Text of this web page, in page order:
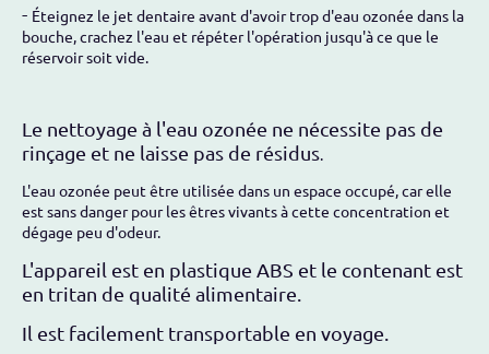
- Éteignez le jet dentaire avant d'avoir trop d'eau ozonée dans la
bouche, crachez l'eau et répéter l'opération jusqu'à ce que le
réservoir soit vide.
Le nettoyage à l'eau ozonée ne nécessite pas de
rinçage et ne laisse pas de résidus.
L'eau ozonée peut être utilisée dans un espace occupé, car elle
est sans danger pour les êtres vivants à cette concentration et
dégage peu d'odeur.
L'appareil est en plastique ABS et le contenant est
en tritan de qualité alimentaire.
Il est facilement transportable en voyage.